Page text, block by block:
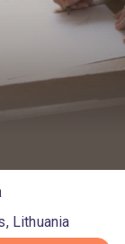
Lithuania